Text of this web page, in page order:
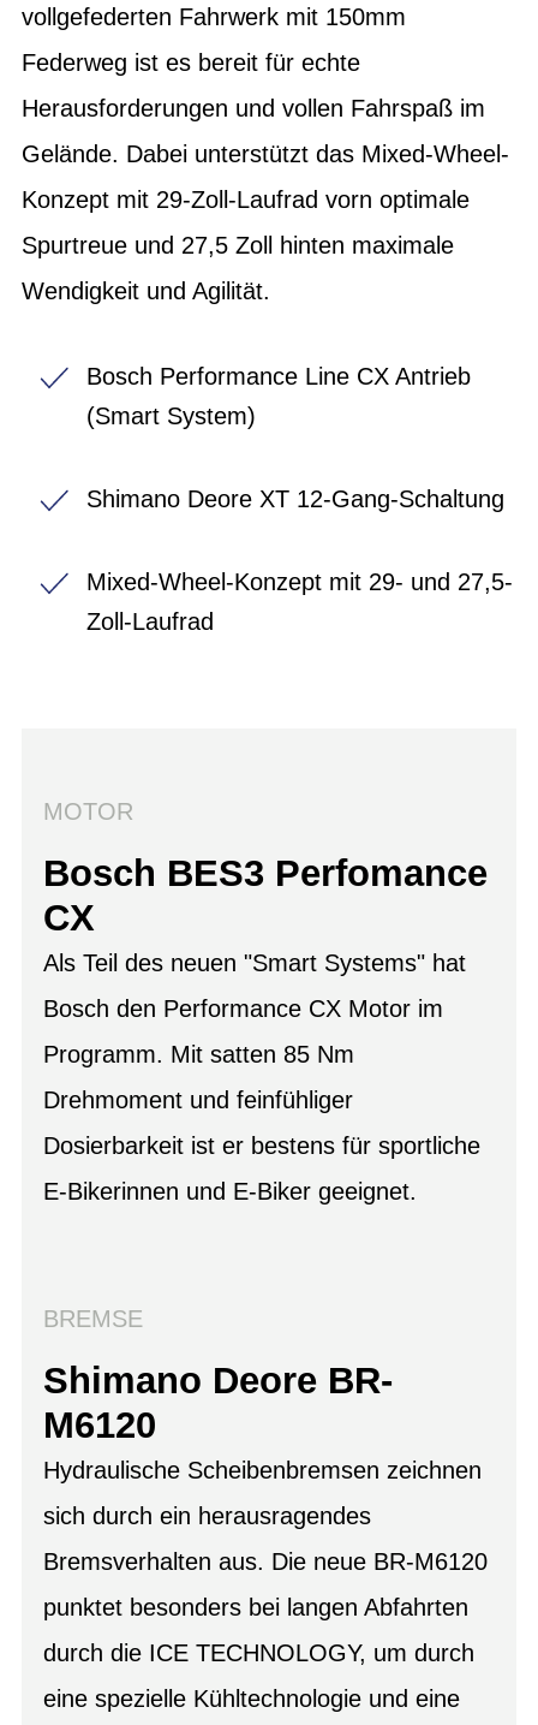
vollgefederten Fahrwerk mit 150mm
Federweg ist es bereit für echte
Herausforderungen und vollen Fahrspaß im
Gelände. Dabei unterstützt das Mixed-Wheel-
Konzept mit 29-Zoll-Laufrad vorn optimale
Spurtreue und 27,5 Zoll hinten maximale
Wendigkeit und Agilität.
Bosch Performance Line CX Antrieb
(Smart System)
Shimano Deore XT 12-Gang-Schaltung
Mixed-Wheel-Konzept mit 29- und 27,5-
Zoll-Laufrad
MOTOR
Bosch BES3 Perfomance
CX
Als Teil des neuen "Smart Systems" hat
Bosch den Performance CX Motor im
Programm. Mit satten 85 Nm
Drehmoment und feinfühliger
Dosierbarkeit ist er bestens für sportliche
E-Bikerinnen und E-Biker geeignet.
BREMSE
Shimano Deore BR-
M6120
Hydraulische Scheibenbremsen zeichnen
sich durch ein herausragendes
Bremsverhalten aus. Die neue BR-M6120
punktet besonders bei langen Abfahrten
durch die ICE TECHNOLOGY, um durch
eine spezielle Kühltechnologie und eine